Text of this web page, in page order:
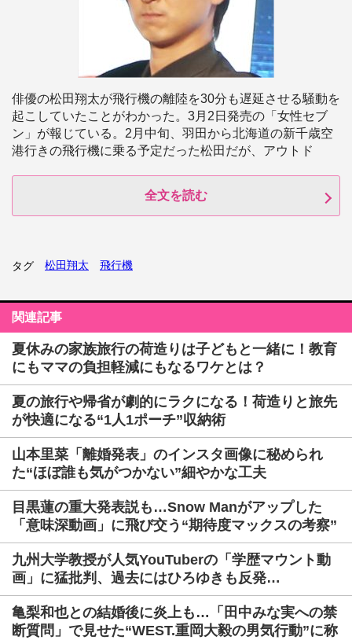
俳優の松田翔太が飛行機の離陸を30分も遅延させる騒動を
起こしていたことがわかった。3月2日発売の「女性セブ
ン」が報じている。2月中旬、羽田から北海道の新千歳空
港行きの飛行機に乗る予定だった松田だが、アウトド
全文を読む
タグ 松田翔太 飛行機
関連記事
夏休みの家族旅行の荷造りは子どもと一緒に！教育
にもママの負担軽減にもなるワケとは？
夏の旅行や帰省が劇的にラクになる！荷造りと旅先
が快適になる“1人1ポーチ”収納術
山本里菜「離婚発表」のインスタ画像に秘められ
た“ほぼ誰も気がつかない”細やかな工夫
目黒蓮の重大発表説も…Snow Manがアップした
「意味深動画」に飛び交う“期待度マックスの考察”
九州大学教授が人気YouTuberの「学歴マウント動
画」に猛批判、過去にはひろゆきも反発…
亀梨和也との結婚後に炎上も…「田中みな実への禁
断質問」で見せた“WEST.重岡大毅の男気行動”に称